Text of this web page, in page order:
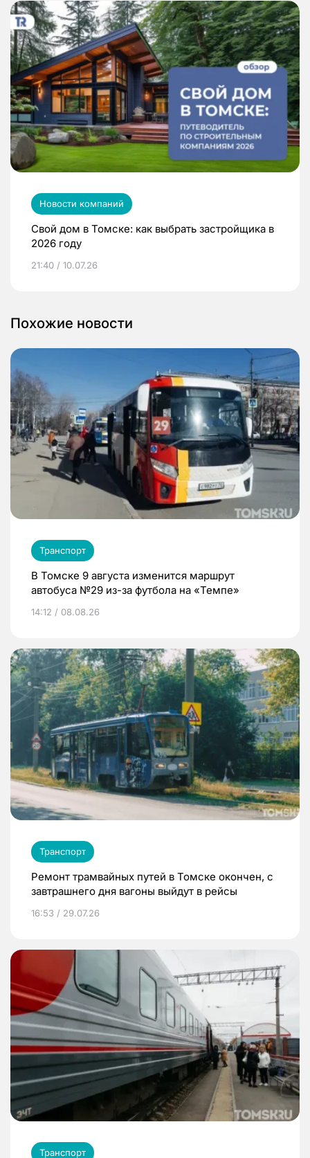
Новости компаний
Свой дом в Томске: как выбрать застройщика в
2026 году
21:40 / 10.07.26
Похожие новости
Транспорт
В Томске 9 августа изменится маршрут
автобуса №29 из-за футбола на «Темпе»
14:12 / 08.08.26
Транспорт
Ремонт трамвайных путей в Томске окончен, с
завтрашнего дня вагоны выйдут в рейсы
16:53 / 29.07.26
Транспорт